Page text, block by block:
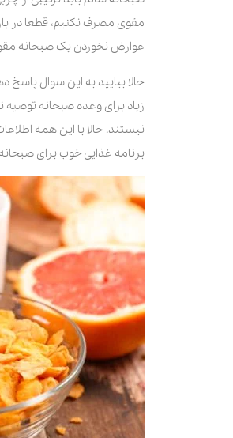
مقوی مصرف نکنیم، قطعا در
عوارض نخوردن یک صبحانه
حالا بیایید به این سوال
زیاد برای وعده صبحانه توصیه
نیستند. حالا با این همه
برنامه غذایی خوب برای